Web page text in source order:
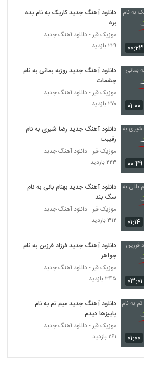
دانلود آهنگ محمد قاطع سرگیجه
آهنگ تو عاشق نبودی از هادی سپاسی(پاپ)
۲۴۱ بازدید
سعید تالشی آهنگ خوشبختی
دانلود آهنگ مجتبی کسائی طاقت ندارم
دانلود آهنگ عباس مجاز تلفات
مشکات آهنگ کلک
۲۴۷ بازدید
آهنگ خریدار قهرت از دانیال عبدالهی(پاپ)
آهنگ کوچه از امیر محمودی(پاپ)
آهنگ مهدی جبارزاده بنام عزیزم
۳۳۳ بازدید
۰۰:۲۳
دانلود آهنگ جدید کاریک به نام بده
بره
موزیک قیر - دانلود آهنگ جدبد
۲۲۹ بازدید
۰۱:۰۰
دانلود آهنگ جدید روزبه بمانی به نام
چشمات
موزیک قیر - دانلود آهنگ جدبد
۲۷۰ بازدید
۰۰:۴۹
دانلود آهنگ جدید رضا شیری به نام
رقیبت
موزیک قیر - دانلود آهنگ جدبد
۲۲۳ بازدید
۰۱:۱۴
دانلود آهنگ جدید بهنام بانی به نام
سگ بند
موزیک قیر - دانلود آهنگ جدبد
۳۱۲ بازدید
۰۳:۰۱
دانلود آهنگ جدید فرزاد فرزین به نام
جواهر
موزیک قیر - دانلود آهنگ جدبد
۳۴۵ بازدید
۰۱:۰۰
دانلود آهنگ جدید میم تم به نام
پاییزها دیدم
موزیک قیر - دانلود آهنگ جدبد
۲۶۱ بازدید